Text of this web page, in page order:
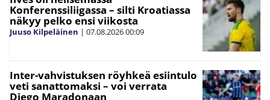
Konferenssiliigassa – silti Kroatiassa
näkyy pelko ensi viikosta
Juuso Kilpeläinen | 07.08.202600:09
Inter-vahvistuksen röyhkeä esiintulo
veti sanattomaksi – voi verrata
Diego Maradonaan